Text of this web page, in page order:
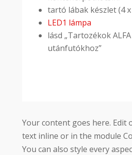
tartó lábak készlet (4
LED1 lámpa
lásd „Tartozékok ALFA
utánfutókhoz”
Your content goes here. Edit
text inline or in the module
You can also style every